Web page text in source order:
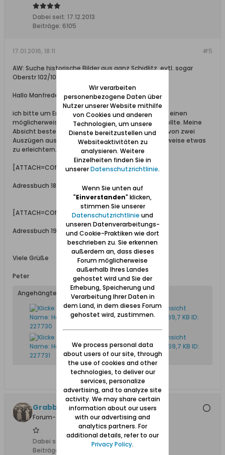
Dabei seit: 17.12.2013
Beiträge: 6105
#5
17.01.2016, 18:11
AW: Suche historische Bilder aus ganz Schidlitz, evtl. sogar
Oberstr 102/103
Hallo Manfrederik,
ich bitte um Entschuldigung, wenn ich mich hier in einen
möglicherweise bilateralen Kontakt einmischen sollte. Meine
Absicht besteht nur darin, die Diskussion an Hand von zwei
Auszügen aus Danziger Adressbüchern möglicherweise etwas
zu erleichtern.
[ATTACH=CONFIG]20534[/ATTACH]
Adressbuch 1897
[ATTACH=CONFIG]20535[/ATTACH]
Adressbuch 1942
Viele Grüße
Peter
Angehängte Dateien
Grabbi
Forum-Teilnehmer
Dabei seit:
16.01.2012
Beiträge:
Wir verarbeiten
personenbezogene Daten über
Nutzer unserer Website mithilfe
von Cookies und anderen
Technologien, um unsere
Dienste bereitzustellen und
Websiteaktivitäten zu
analysieren. Weitere
Einzelheiten finden Sie in
unsererDatenschutzrichtlinie.
Wenn Sie unten auf
"Einverstanden" klicken,
stimmen Sie unserer
Datenschutzrichtlinie und
unseren Datenverarbeitungs-
und Cookie-Praktiken wie dort
beschrieben zu. Sie erkennen
außerdem an, dass dieses
Forum möglicherweise
außerhalb Ihres Landes
gehostet wird und Sie der
Erhebung, Speicherung und
Verarbeitung Ihrer Daten in
dem Land, in dem dieses Forum
gehostet wird, zustimmen.
We process personal data
about users of our site, through
the use of cookies and other
technologies, to deliver our
services, personalize
advertising, and to analyze site
activity. We may share certain
information about our users
with our advertising and
analytics partners. For
additional details, refer to our
Privacy Policy.